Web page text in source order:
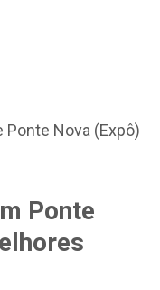
Ponte Nova (Expô)
Ponte